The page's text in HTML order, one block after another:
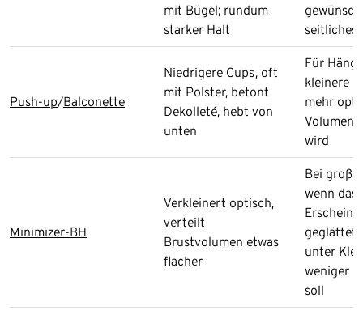
mit Bügel; rundum
starker Halt
seitliches
Push-up/Balconette
Niedrigere Cups, oft
mit Polster, betont
Dekolleté, hebt von
unten
Für
kleinere
mehr
Volumen
wird
Minimizer-BH
Verkleinert optisch,
verteilt
Brustvolumen etwas
flacher
Bei
wenn das
geglättet
unter
weniger
soll